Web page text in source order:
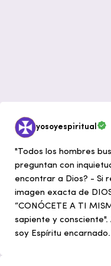
yosoyespiritual
"Todos los hombres
preguntan con
encontrar a Dios? - Si
imagen exacta de
“CONÓCETE A TI
sapiente y
soy Espíritu encarnado.